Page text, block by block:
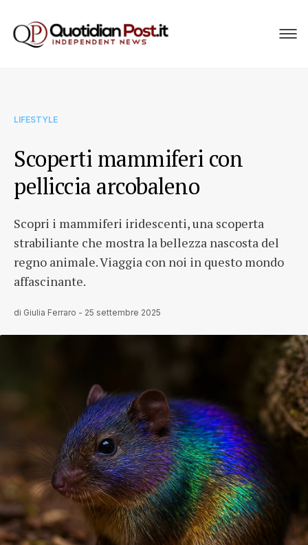
LIFESTYLE
Scoperti mammiferi con
pelliccia arcobaleno
Scopri i mammiferi iridescenti, una scoperta
strabiliante che mostra la bellezza nascosta del
regno animale. Viaggia con noi in questo mondo
affascinante.
di Giulia Ferraro - 25 settembre 2025